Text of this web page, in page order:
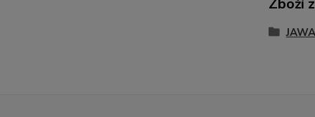
Zboží